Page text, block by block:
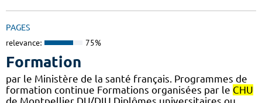
PAGES
relevance: 75%
Formation
par le Ministère de la santé français. Programmes de
formation continue Formations organisées par le CHU